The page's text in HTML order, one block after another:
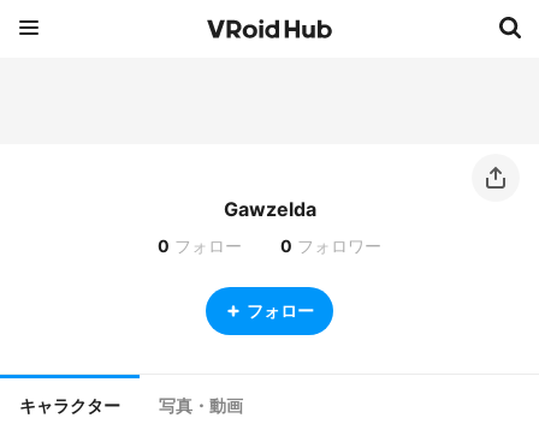
Gawzelda
0 フォロー 0 フォロワー
フォロー
キャラクター 写真・動画